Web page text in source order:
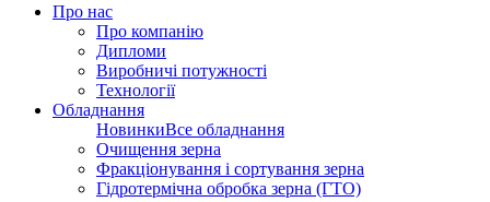
Про нас
Про компанію
Дипломи
Виробничі потужності
Технології
Обладнання
НовинкиВсе обладнання
Очищення зерна
Фракціонування і сортування зерна
Гідротермічна обробка зерна (ГТО)